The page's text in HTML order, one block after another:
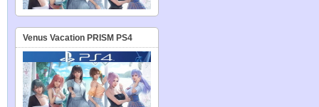
Venus Vacation PRISM PS4